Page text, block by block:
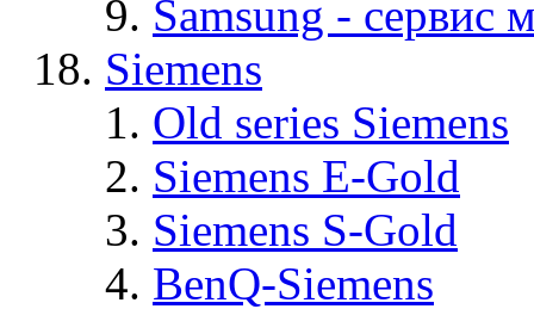
Samsung - cервис
Siemens
Old series Siemens
Siemens E-Gold
Siemens S-Gold
BenQ-Siemens